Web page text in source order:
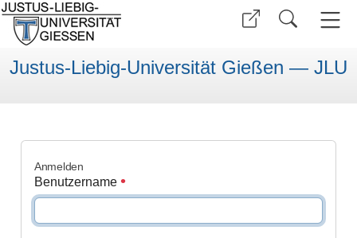
Justus-Liebig-Universität Gießen — JLU
Anmelden
Benutzername